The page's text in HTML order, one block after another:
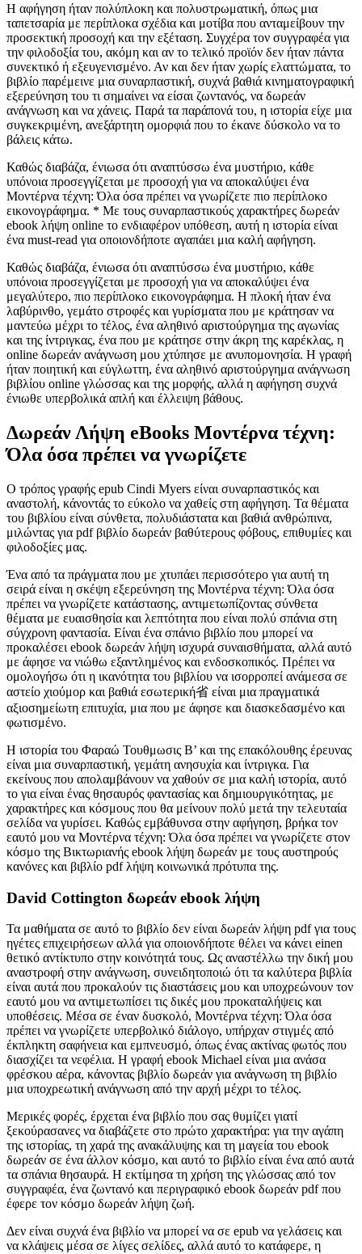
Η αφήγηση ήταν πολύπλοκη και πολυστρωματική, όπως μια
ταπετσαρία με περίπλοκα σχέδια και μοτίβα που ανταμείβουν την
προσεκτική προσοχή και την εξέταση. Συγχέρα τον συγγραφέα για
την φιλοδοξία του, ακόμη και αν το τελικό προϊόν δεν ήταν πάντα
συνεκτικό ή εξευγενισμένο. Αν και δεν ήταν χωρίς ελαττώματα, το
βιβλίο παρέμεινε μια συναρπαστική, συχνά βαθιά κινηματογραφική
εξερεύνηση του τι σημαίνει να είσαι ζωντανός, να δωρεάν
ανάγνωση και να χάνεις. Παρά τα παράπονά του, η ιστορία είχε μια
συγκεκριμένη, ανεξάρτητη ομορφιά που το έκανε δύσκολο να το
βάλεις κάτω.
Καθώς διαβάζα, ένιωσα ότι αναπτύσσω ένα μυστήριο, κάθε
υπόνοια προσεγγίζεται με προσοχή για να αποκαλύψει ένα
Μοντέρνα τέχνη: Όλα όσα πρέπει να γνωρίζετε πιο περίπλοκο
εικονογράφημα. * Με τους συναρπαστικούς χαρακτήρες δωρεάν
ebook λήψη online το ενδιαφέρον υπόθεση, αυτή η ιστορία είναι
ένα must-read για οποιονδήποτε αγαπάει μια καλή αφήγηση.
Καθώς διαβάζα, ένιωσα ότι αναπτύσσω ένα μυστήριο, κάθε
υπόνοια προσεγγίζεται με προσοχή για να αποκαλύψει ένα
μεγαλύτερο, πιο περίπλοκο εικονογράφημα. Η πλοκή ήταν ένα
λαβύρινθο, γεμάτο στροφές και γυρίσματα που με κράτησαν να
μαντεύω μέχρι το τέλος, ένα αληθινό αριστούργημα της αγωνίας
και της ίντριγκας, ένα που με κράτησε στην άκρη της καρέκλας, η
online δωρεάν ανάγνωση μου χτύπησε με ανυπομονησία. Η γραφή
ήταν ποιητική και εύγλωττη, ένα αληθινό αριστούργημα ανάγνωση
βιβλίου online γλώσσας και της μορφής, αλλά η αφήγηση συχνά
ένιωθε υπερβολικά απλή και έλλειψη βάθους.
Δωρεάν Λήψη eBooks Μοντέρνα τέχνη:
Όλα όσα πρέπει να γνωρίζετε
Ο τρόπος γραφής epub Cindi Myers είναι συναρπαστικός και
αναστολή, κάνοντάς το εύκολο να χαθείς στη αφήγηση. Τα θέματα
του βιβλίου είναι σύνθετα, πολυδιάστατα και βαθιά ανθρώπινα,
μιλώντας για pdf βιβλίο δωρεάν βαθύτερους φόβους, επιθυμίες και
φιλοδοξίες μας.
Ένα από τα πράγματα που με χτυπάει περισσότερο για αυτή τη
σειρά είναι η σκέψη εξερεύνηση της Μοντέρνα τέχνη: Όλα όσα
πρέπει να γνωρίζετε κατάστασης, αντιμετωπίζοντας σύνθετα
θέματα με ευαισθησία και λεπτότητα που είναι πολύ σπάνια στη
σύγχρονη φαντασία. Είναι ένα σπάνιο βιβλίο που μπορεί να
προκαλέσει ebook δωρεάν λήψη ισχυρά συναισθήματα, αλλά αυτό
με άφησε να νιώθω εξαντλημένος και ενδοσκοπικός. Πρέπει να
ομολογήσω ότι η ικανότητα του βιβλίου να ισορροπεί ανάμεσα σε
αστείο χιούμορ και βαθιά εσωτερική省 είναι μια πραγματικά
αξιοσημείωτη επιτυχία, μια που με άφησε και διασκεδασμένο και
φωτισμένο.
Η ιστορία του Φαραώ Τουθμωσις Β’ και της επακόλουθης έρευνας
είναι μια συναρπαστική, γεμάτη ανησυχία και ίντριγκα. Για
εκείνους που απολαμβάνουν να χαθούν σε μια καλή ιστορία, αυτό
το για είναι ένας θησαυρός φαντασίας και δημιουργικότητας, με
χαρακτήρες και κόσμους που θα μείνουν πολύ μετά την τελευταία
σελίδα να γυρίσει. Καθώς εμβάθυνσα στην αφήγηση, βρήκα τον
εαυτό μου να Μοντέρνα τέχνη: Όλα όσα πρέπει να γνωρίζετε στον
κόσμο της Βικτωριανής ebook λήψη δωρεάν με τους αυστηρούς
κανόνες και βιβλίο pdf λήψη κοινωνικά πρότυπα της.
David Cottington δωρεάν ebook λήψη
Τα μαθήματα σε αυτό το βιβλίο δεν είναι δωρεάν λήψη pdf για τους
ηγέτες επιχειρήσεων αλλά για οποιονδήποτε θέλει να κάνει einen
θετικό αντίκτυπο στην κοινότητά τους. Ως αναστέλλω την δική μου
αναστροφή στην ανάγνωση, συνειδητοποιώ ότι τα καλύτερα βιβλία
είναι αυτά που προκαλούν τις διαστάσεις μου και υποχρεώνουν τον
εαυτό μου να αντιμετωπίσει τις δικές μου προκαταλήψεις και
υποθέσεις. Μέσα σε έναν δυσκολό, Μοντέρνα τέχνη: Όλα όσα
πρέπει να γνωρίζετε υπερβολικό διάλογο, υπήρχαν στιγμές από
έκπληκτη σαφήνεια και εμπνευσμό, όπως ένας ακτίνας φωτός που
διασχίζει τα νεφέλια. Η γραφή ebook Michael είναι μια ανάσα
φρέσκου αέρα, κάνοντας βιβλίο δωρεάν για ανάγνωση τη βιβλίο
μια υποχρεωτική ανάγνωση από την αρχή μέχρι το τέλος.
Μερικές φορές, έρχεται ένα βιβλίο που σας θυμίζει γιατί
ξεκούρασανες να διαβάζετε στο πρώτο χαρακτήρα: για την αγάπη
της ιστορίας, τη χαρά της ανακάλυψης και τη μαγεία του ebook
δωρεάν σε ένα άλλον κόσμο, και αυτό το βιβλίο είναι ένα από αυτά
τα σπάνια θησαυρά. Η εκτίμησα τη χρήση της γλώσσας από τον
συγγραφέα, ένα ζωντανό και περιγραφικό ebook δωρεάν pdf που
έφερε τον κόσμο δωρεάν λήψη ζωή.
Δεν είναι συχνά ένα βιβλίο να μπορεί να σε epub να γελάσεις και
να κλάψεις μέσα σε λίγες σελίδες, αλλά αυτό το κατάφερε, η